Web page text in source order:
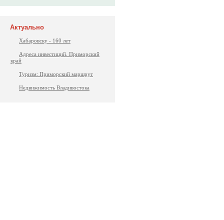
Актуально
Хабаровску - 160 лет
Адреса инвестиций. Приморский
край
Туризм: Приморский маршрут
Недвижимость Владивостока